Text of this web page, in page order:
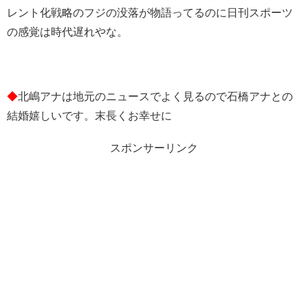
レント化戦略のフジの没落が物語ってるのに日刊スポーツ
の感覚は時代遅れやな。
◆北嶋アナは地元のニュースでよく見るので石橋アナとの
結婚嬉しいです。末長くお幸せに️
スポンサーリンク